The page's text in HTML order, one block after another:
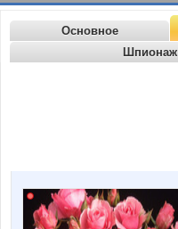
Основное
Шпионаж